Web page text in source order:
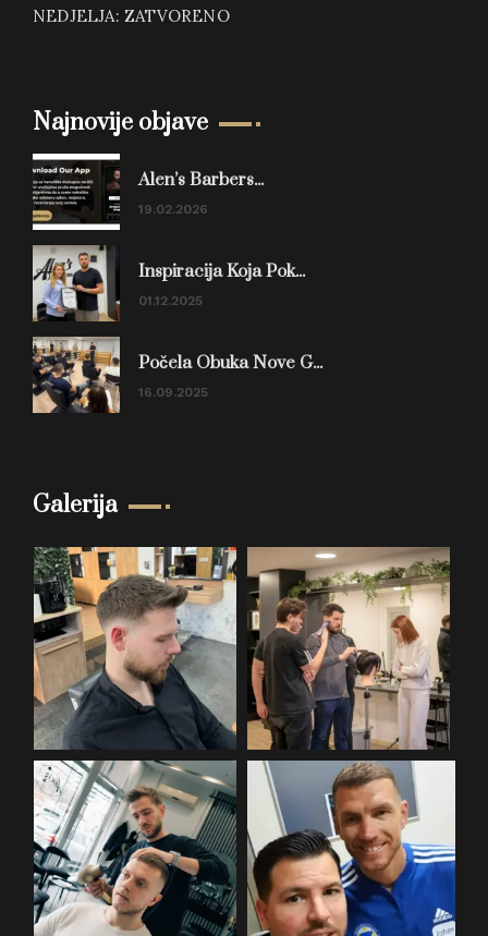
NEDJELJA: ZATVORENO
Najnovije objave
Alen’s Barbers...
19.02.2026
Inspiracija Koja Pok...
01.12.2025
Počela Obuka Nove G...
16.09.2025
Galerija